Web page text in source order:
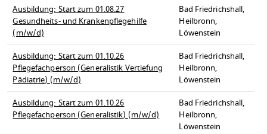
Ausbildung: Start zum 01.08.27
Gesundheits- und Krankenpflegehilfe
(m/w/d)
Bad Friedrichshall,
Heilbronn,
Löwenstein
Ausbildung: Start zum 01.10.26
Pflegefachperson (Generalistik Vertiefung
Pädiatrie) (m/w/d)
Bad Friedrichshall,
Heilbronn,
Löwenstein
Ausbildung: Start zum 01.10.26
Pflegefachperson (Generalistik) (m/w/d)
Bad Friedrichshall,
Heilbronn,
Löwenstein